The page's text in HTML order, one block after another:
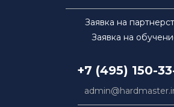
Заявка на
Заявка на
+7 (495) 150-